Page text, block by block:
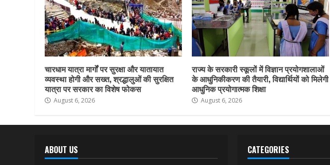
चारधाम यात्रा मार्गों पर सुरक्षा और यातायात
व्यवस्था होगी और सख्त, श्रद्धालुओं की सुरक्षित
यात्रा पर सरकार का विशेष फोकस
August 6, 2026
राज्य के सरकारी स्कूलों में विज्ञान प्रयोगशालाओं
के आधुनिकीकरण की तैयारी, विद्यार्थियों को मिलेगी
आधुनिक प्रयोगात्मक शिक्षा
August 6, 2026
ABOUT US CATEGORIES